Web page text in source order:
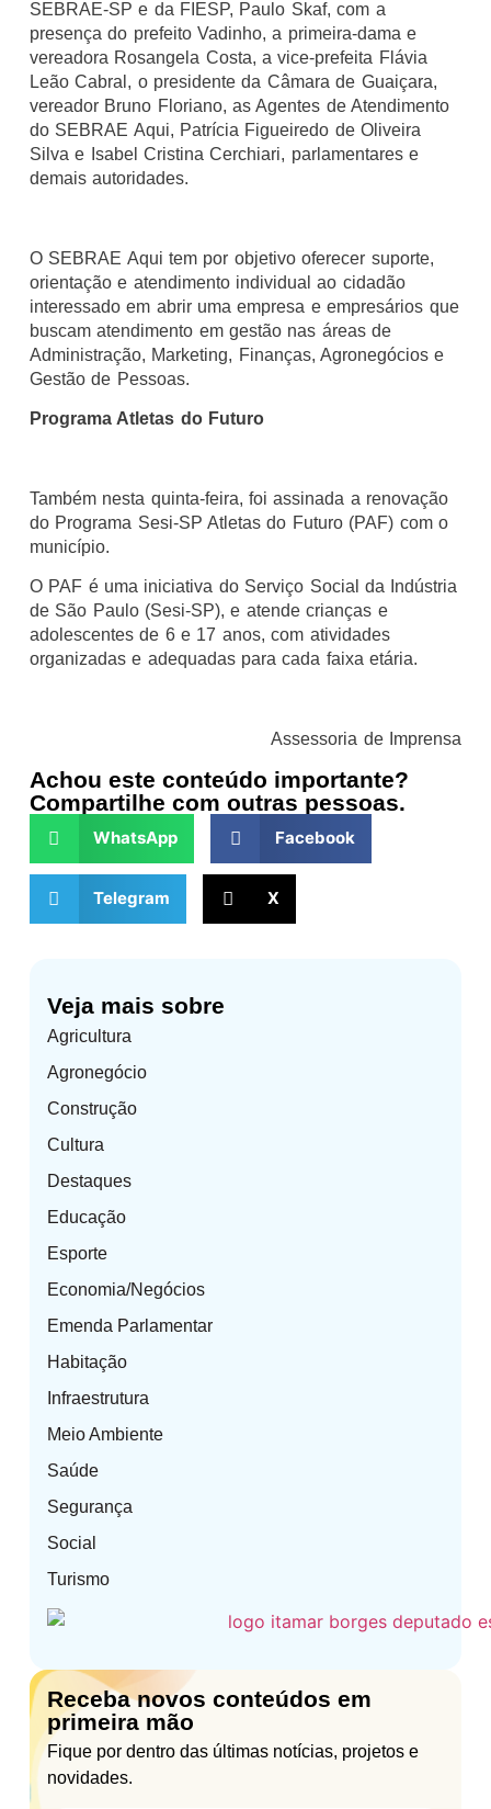
Veja mais sobre
Agricultura
Agronegócio
Construção
Cultura
Destaques
Educação
Esporte
Economia/Negócios
Emenda Parlamentar
Habitação
Infraestrutura
Meio Ambiente
Saúde
Segurança
Social
Turismo
Receba novos conteúdos em
primeira mão
Fique por dentro das últimas notícias, projetos e
novidades.
SEBRAE-SP e da FIESP, Paulo Skaf, com a
presença do prefeito Vadinho, a primeira-dama e
vereadora Rosangela Costa, a vice-prefeita Flávia
Leão Cabral, o presidente da Câmara de Guaiçara,
vereador Bruno Floriano, as Agentes de Atendimento
do SEBRAE Aqui, Patrícia Figueiredo de Oliveira
Silva e Isabel Cristina Cerchiari, parlamentares e
demais autoridades.
O SEBRAE Aqui tem por objetivo oferecer suporte,
orientação e atendimento individual ao cidadão
interessado em abrir uma empresa e empresários que
buscam atendimento em gestão nas áreas de
Administração, Marketing, Finanças, Agronegócios e
Gestão de Pessoas.
Programa Atletas do Futuro
Também nesta quinta-feira, foi assinada a renovação
do Programa Sesi-SP Atletas do Futuro (PAF) com o
município.
O PAF é uma iniciativa do Serviço Social da Indústria
de São Paulo (Sesi-SP), e atende crianças e
adolescentes de 6 e 17 anos, com atividades
organizadas e adequadas para cada faixa etária.
Assessoria de Imprensa
Achou este conteúdo importante?
Compartilhe com outras pessoas.
WhatsApp Facebook
Telegram X